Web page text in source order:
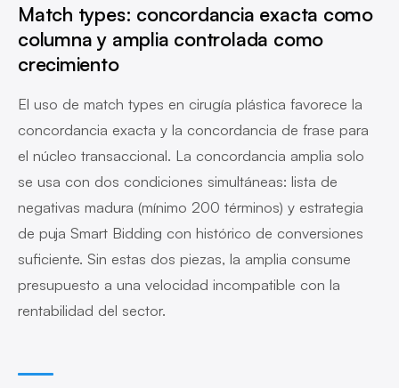
Match types: concordancia exacta como
columna y amplia controlada como
crecimiento
El uso de match types en cirugía plástica favorece la
concordancia exacta y la concordancia de frase para
el núcleo transaccional. La concordancia amplia solo
se usa con dos condiciones simultáneas: lista de
negativas madura (mínimo 200 términos) y estrategia
de puja Smart Bidding con histórico de conversiones
suficiente. Sin estas dos piezas, la amplia consume
presupuesto a una velocidad incompatible con la
rentabilidad del sector.